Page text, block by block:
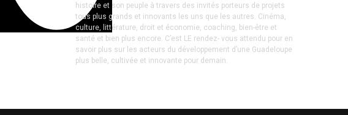
histoire et son peuple à travers des invités porteurs de projets
tous plus grands et innovants les uns que les autres. Cinéma,
culture, littérature, droit et économie, coaching, bien-être et
santé et bien plus encore. C’est LE rendez- vous attendu pour en
savoir plus sur les acteurs du développement d’une Guadeloupe
plus belle, cultivée et innovante pour demain.